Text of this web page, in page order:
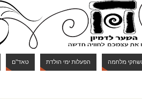
מלחמה הפעלות ימי הולדת טאד"ם